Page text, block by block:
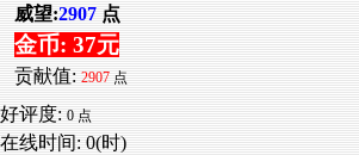
威望:2907 点
金币: 37元
贡献值: 2907 点
好评度: 0 点
在线时间: 0(时)